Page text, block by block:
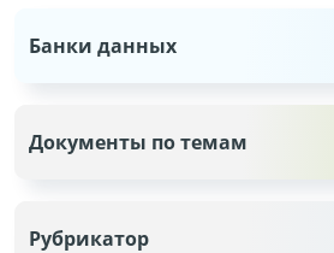
Банки данных
Документы по темам
Рубрикатор